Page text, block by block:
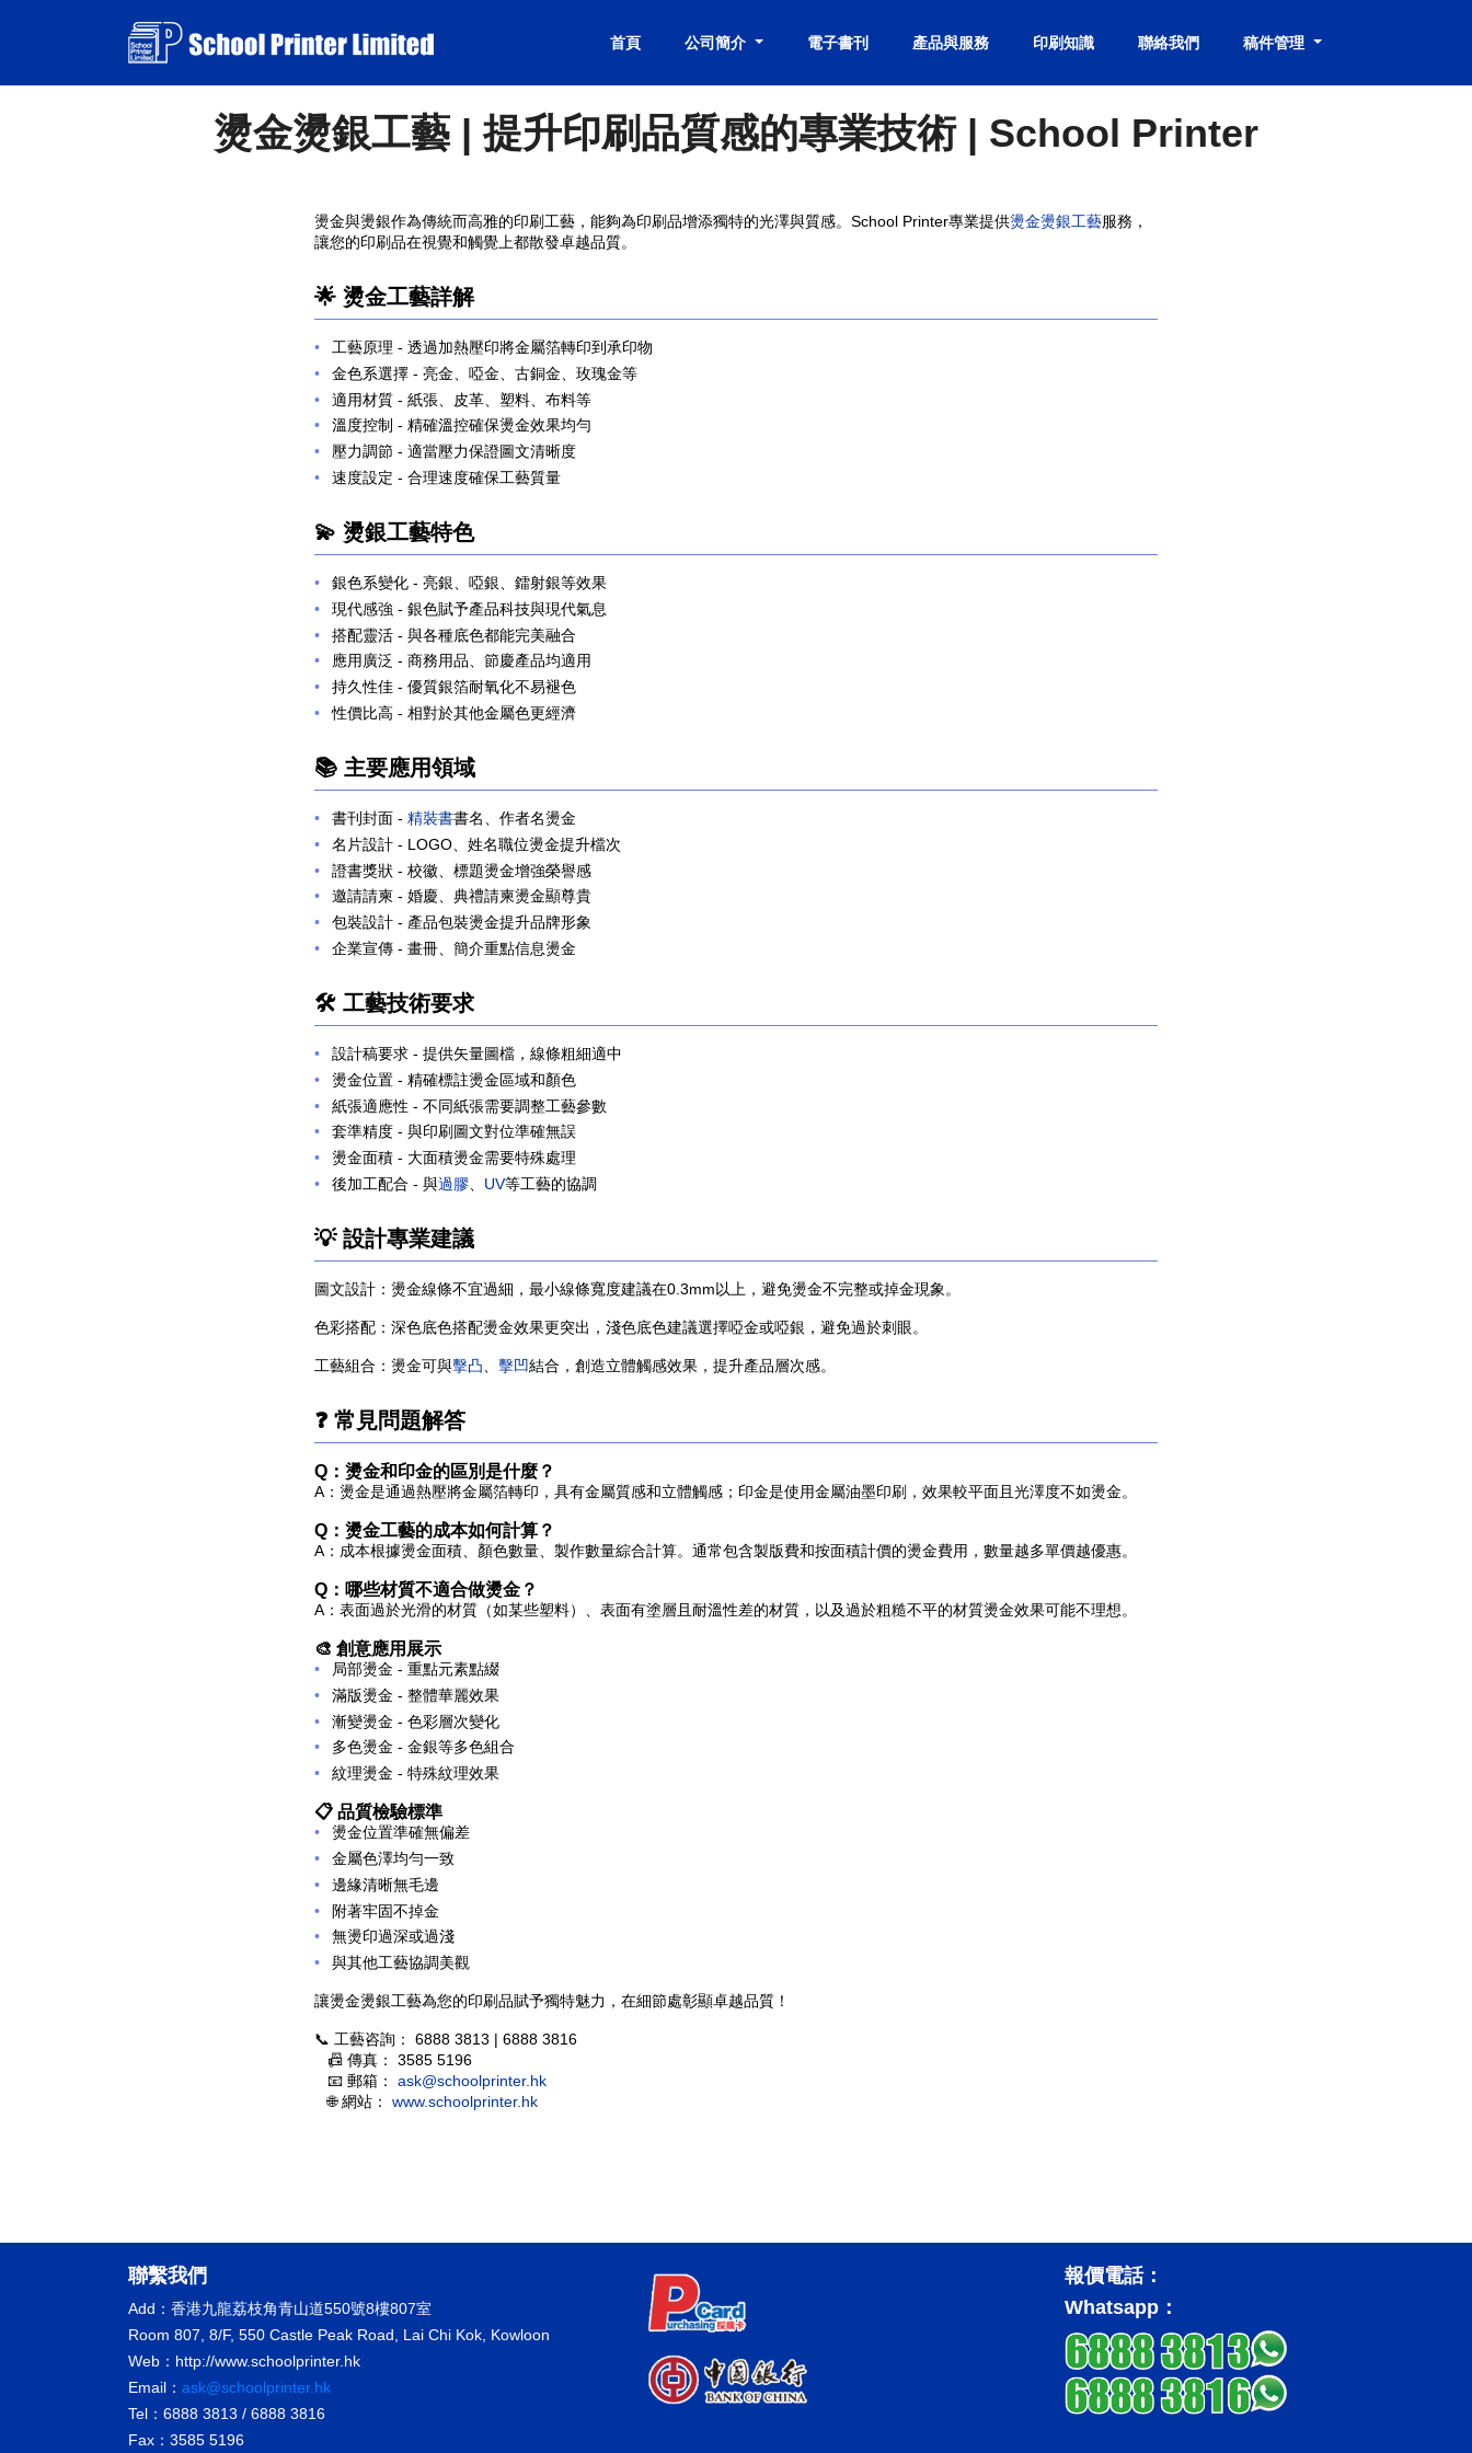
首頁 公司簡介 電子書刊 產品與服務 印刷知識 聯絡我們 稿件管理
燙金燙銀工藝 | 提升印刷品質感的專業技術 | School Printer
燙金與燙銀作為傳統而高雅的印刷工藝，能夠為印刷品增添獨特的光澤與質感。School Printer專業提供燙金燙銀工藝
讓您的印刷品在視覺和觸覺上都散發卓越品質。
🌟 燙金工藝詳解
工藝原理 - 透過加熱壓印將金屬箔轉印到承印物
金色系選擇 - 亮金、啞金、古銅金、玫瑰金等
適用材質 - 紙張、皮革、塑料、布料等
溫度控制 - 精確溫控確保燙金效果均勻
壓力調節 - 適當壓力保證圖文清晰度
速度設定 - 合理速度確保工藝質量
💫 燙銀工藝特色
銀色系變化 - 亮銀、啞銀、鐳射銀等效果
現代感強 - 銀色賦予產品科技與現代氣息
搭配靈活 - 與各種底色都能完美融合
應用廣泛 - 商務用品、節慶產品均適用
持久性佳 - 優質銀箔耐氧化不易褪色
性價比高 - 相對於其他金屬色更經濟
📚 主要應用領域
書刊封面 - 精裝書書名、作者名燙金
名片設計 - LOGO、姓名職位燙金提升檔次
證書獎狀 - 校徽、標題燙金增強榮譽感
邀請請柬 - 婚慶、典禮請柬燙金顯尊貴
包裝設計 - 產品包裝燙金提升品牌形象
企業宣傳 - 畫冊、簡介重點信息燙金
🛠️ 工藝技術要求
設計稿要求 - 提供矢量圖檔，線條粗細適中
燙金位置 - 精確標註燙金區域和顏色
紙張適應性 - 不同紙張需要調整工藝參數
套準精度 - 與印刷圖文對位準確無誤
燙金面積 - 大面積燙金需要特殊處理
後加工配合 - 與過膠 UV等工藝的協調
💡 設計專業建議
圖文設計： 燙金線條不宜過細，最小線條寬度建議在0.3mm以上，避免燙金不完整或掉金現象。
色彩搭配： 深色底色搭配燙金效果更突出，淺色底色建議選擇啞金或啞銀，避免過於刺眼。
工藝組合： 燙金可與擊凸 擊凹結合，創造立體觸感效果，提升產品層次感。
❓ 常見問題解答
Q：燙金和印金的區別是什麼？
A： 燙金是通過熱壓將金屬箔轉印，具有金屬質感和立體觸感；印金是使用金屬油墨印刷，效果較平面且光澤度不如燙金。
Q：燙金工藝的成本如何計算？
A： 成本根據燙金面積、顏色數量、製作數量綜合計算。通常包含製版費和按面積計價的燙金費用，數量越多單價越優惠。
Q：哪些材質不適合做燙金？
A： 表面過於光滑的材質（如某些塑料）、表面有塗層且耐溫性差的材質，以及過於粗糙不平的材質燙金效果可能不理想。
🎨 創意應用展示
局部燙金 - 重點元素點綴
滿版燙金 - 整體華麗效果
漸變燙金 - 色彩層次變化
多色燙金 - 金銀等多色組合
紋理燙金 - 特殊紋理效果
📋 品質檢驗標準
燙金位置準確無偏差
金屬色澤均勻一致
邊緣清晰無毛邊
附著牢固不掉金
無燙印過深或過淺
與其他工藝協調美觀
讓燙金燙銀工藝為您的印刷品賦予獨特魅力，在細節處彰顯卓越品質！
📞 工藝咨詢：
6888 3813 | 6888 3816
📠 傳真：
3585 5196
📧 郵箱：
ask@schoolprinter.hk
🌐 網站：
www.schoolprinter.hk
聯繫我們
Add：香港九龍荔枝角青山道550號8樓807室
Room 807, 8/F, 550 Castle Peak Road, Lai Chi Kok, Kowloon
Web：http://www.schoolprinter.hk
Email： ask@schoolprinter.hk
Tel：6888 3813 / 6888 3816
Fax：3585 5196
報價電話：
Whatsapp：